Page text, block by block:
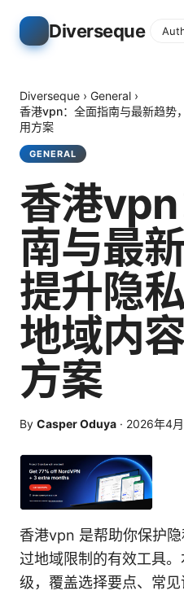
Diverseque
Diverseque › General ›
香港vpn：全面指南与最新趋势
用方案
GENERAL
香港
南与最
提升隐
地域内
方案
By Casper Oduya · 2026年4
香港vpn 是帮助你保护
过地域限制的有效工具
级，覆盖选择要点、常